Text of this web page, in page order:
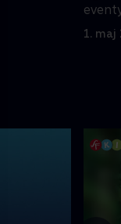
1. maj